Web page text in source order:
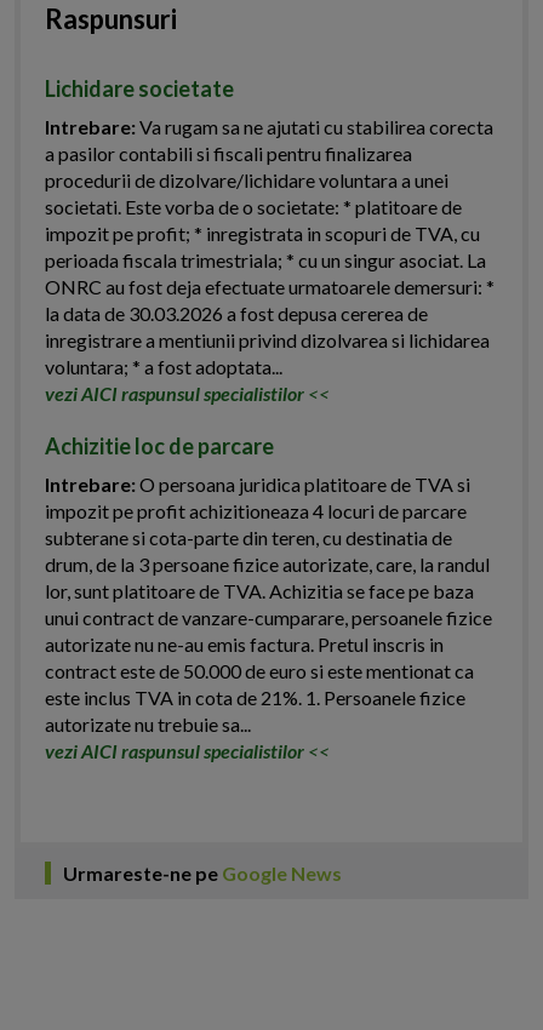
Raspunsuri
Lichidare societate
Intrebare:Va rugam sa ne ajutati cu stabilirea corecta
a pasilor contabili si fiscali pentru finalizarea
procedurii de dizolvare/lichidare voluntara a unei
societati. Este vorba de o societate: * platitoare de
impozit pe profit; * inregistrata in scopuri de TVA, cu
perioada fiscala trimestriala; * cu un singur asociat. La
ONRC au fost deja efectuate urmatoarele demersuri: *
la data de 30.03.2026 a fost depusa cererea de
inregistrare a mentiunii privind dizolvarea si lichidarea
voluntara; * a fost adoptata...
vezi AICI raspunsul specialistilor <<
Achizitie loc de parcare
Intrebare:O persoana juridica platitoare de TVA si
impozit pe profit achizitioneaza 4 locuri de parcare
subterane si cota-parte din teren, cu destinatia de
drum, de la 3 persoane fizice autorizate, care, la randul
lor, sunt platitoare de TVA. Achizitia se face pe baza
unui contract de vanzare-cumparare, persoanele fizice
autorizate nu ne-au emis factura. Pretul inscris in
contract este de 50.000 de euro si este mentionat ca
este inclus TVA in cota de 21%. 1. Persoanele fizice
autorizate nu trebuie sa...
vezi AICI raspunsul specialistilor <<
Urmareste-ne pe Google News